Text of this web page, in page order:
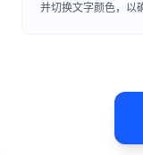
并切换文字颜色，以